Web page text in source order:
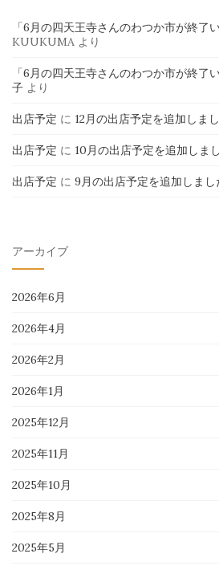
「6月の四天王寺さんのわつか市が終了
KUUKUMA より
「6月の四天王寺さんのわつか市が終了
子 より
出店予定 に 12月の出店予定を追加しま
出店予定 に 10月の出店予定を追加しま
出店予定 に 9月の出店予定を追加しまし
アーカイブ
2026年6月
2026年4月
2026年2月
2026年1月
2025年12月
2025年11月
2025年10月
2025年8月
2025年5月